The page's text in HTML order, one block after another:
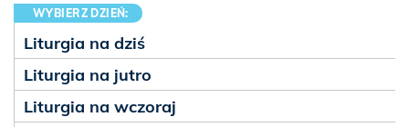
WYBIERZ DZIEŃ:
Liturgia na dziś
Liturgia na jutro
Liturgia na wczoraj